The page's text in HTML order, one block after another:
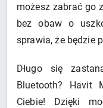
możesz zabrać go
bez obaw o
sprawia, że będzie
Długo się
Bluetooth? Havit
Ciebie! Dzięki